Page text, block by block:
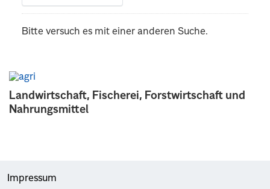
Landwirtschaft, Fischerei, Forstwirtschaft und
Nahrungsmittel
Bitte versuch es mit einer anderen Suche.
Impressum